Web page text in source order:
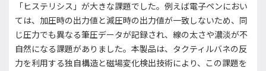
「ヒステリシス」が大きな課題でした。例えば電子ペンにおい
ては、加圧時の出力値と減圧時の出力値が一致しないため、同
じ圧力でも異なる筆圧データが記録され、線の太さや濃淡が不
自然になる課題がありました。本製品は、タクティルバネの反
力を利用する独自構造と磁場変化検出技術により、この課題を